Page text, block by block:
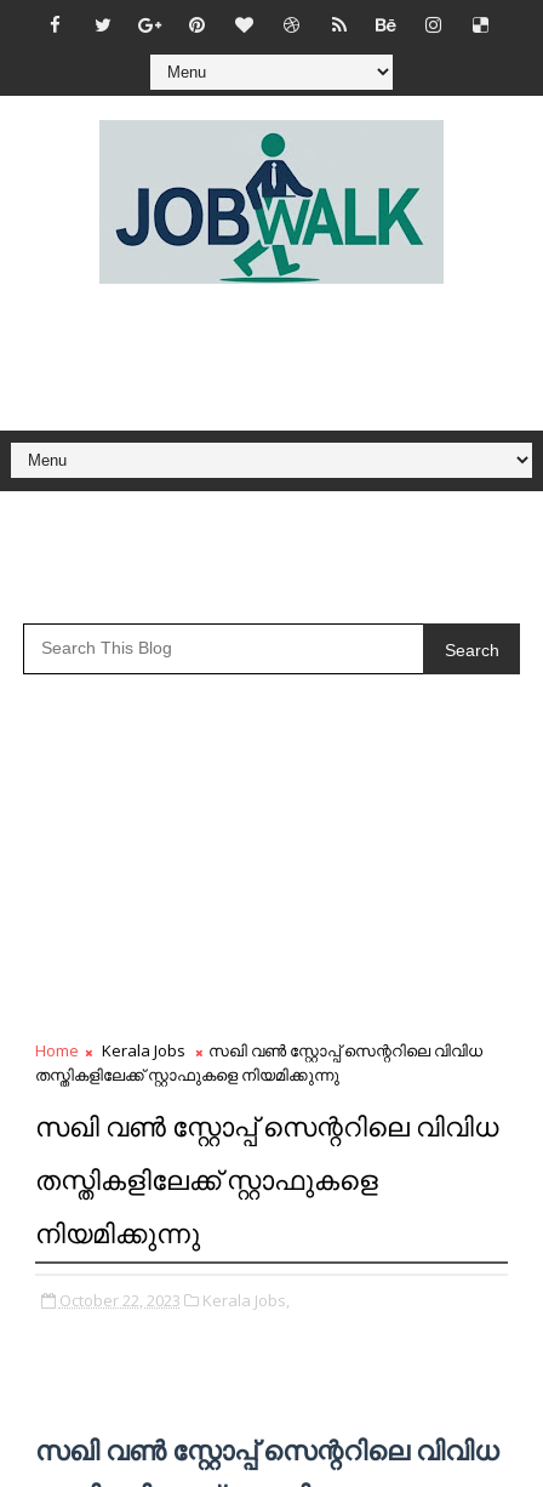
Search
Home Kerala Jobs
സഖി വൺ സ്റ്റോപ്പ് സെന്ററിലെ വിവിധ
തസ്തികളിലേക്ക് സ്റ്റാഫുകളെ നിയമിക്കുന്നു
സഖി വൺ സ്റ്റോപ്പ് സെന്ററിലെ വിവിധ
തസ്തികളിലേക്ക് സ്റ്റാഫുകളെ
നിയമിക്കുന്നു
October 22, 2023 Kerala Jobs,
സഖി വൺ സ്റ്റോപ്പ് സെന്ററിലെ വിവിധ